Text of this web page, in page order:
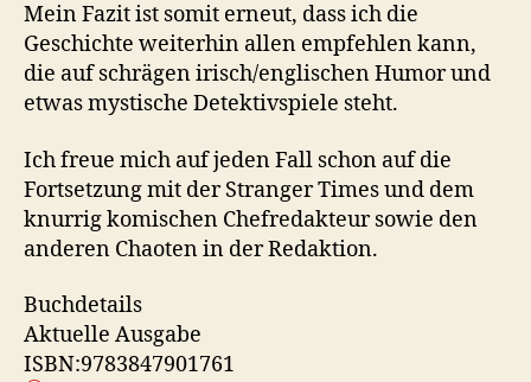
Mein Fazit ist somit erneut, dass ich die
Geschichte weiterhin allen empfehlen kann,
die auf schrägen irisch/englischen Humor und
etwas mystische Detektivspiele steht.
Ich freue mich auf jeden Fall schon auf die
Fortsetzung mit der Stranger Times und dem
knurrig komischen Chefredakteur sowie den
anderen Chaoten in der Redaktion.
Buchdetails
Aktuelle Ausgabe
ISBN:9783847901761